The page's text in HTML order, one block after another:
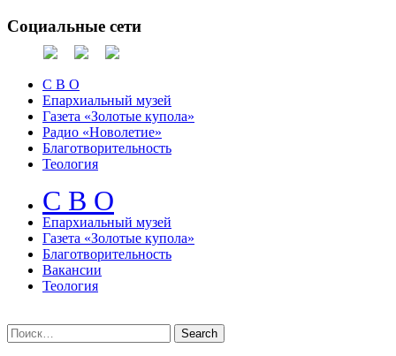
Социальные сети
С В О
Епархиальный музей
Газета «Золотые купола»
Радио «Новолетие»
Благотворительность
Теология
С В О
Епархиальный музeй
Газета «Золотые купола»
Благотворительность
Вакансии
Теология